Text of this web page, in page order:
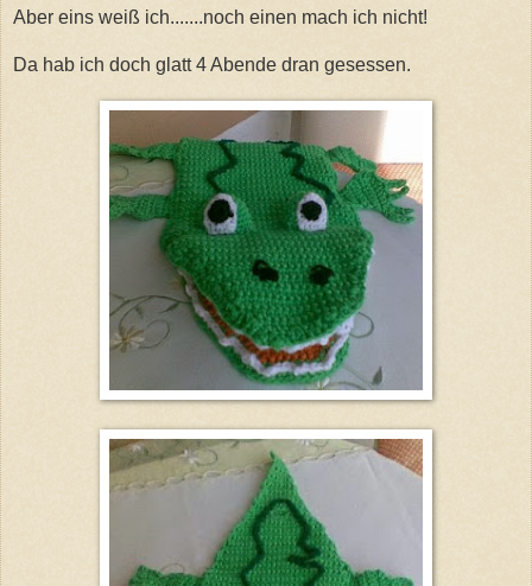
Aber eins weiß ich.......noch einen mach ich nicht!
Da hab ich doch glatt 4 Abende dran gesessen.